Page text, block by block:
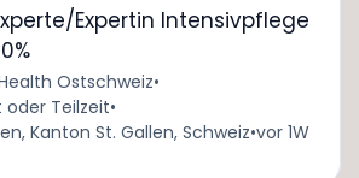
Expertin Intensivpflege
Ostschweiz•
oder Teilzeit•
Kanton St. Gallen, Schweiz•vor 1W